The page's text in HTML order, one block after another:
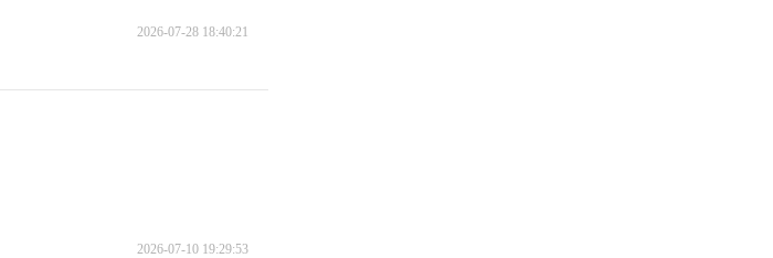
2026-07-28 18:40:21
2026-07-10 19:29:53